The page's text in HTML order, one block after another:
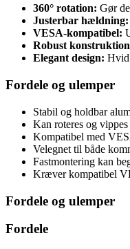
360° rotation: Gør
Justerbar hældning:
VESA-kompatibel:
Robust
Elegant design: Hvid
Fordele og ulemper
Stabil og holdbar
Kan roteres og
Kompatibel med
Velegnet til både
Fastmontering kan
Kræver kompatibel
Fordele og ulemper
Fordele